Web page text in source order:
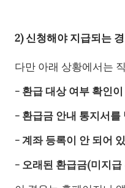
2) 신청해야 지급되는
다만 아래 상황에서는
- 환급 대상 여부 확인
- 환급금 안내 통지서를
- 계좌 등록이 안 되어
- 오래된 환급금(미지급